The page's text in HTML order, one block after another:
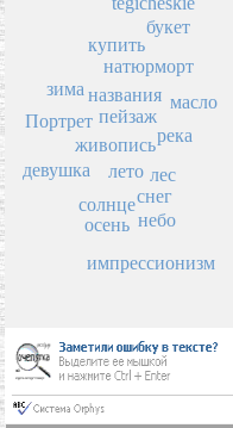
пейзаж
названия
живопись
лето
натюрморт
купить
солнце
лес
зима
осень
букет
масло
река
снег
небо
импрессионизм
Портрет
девушка